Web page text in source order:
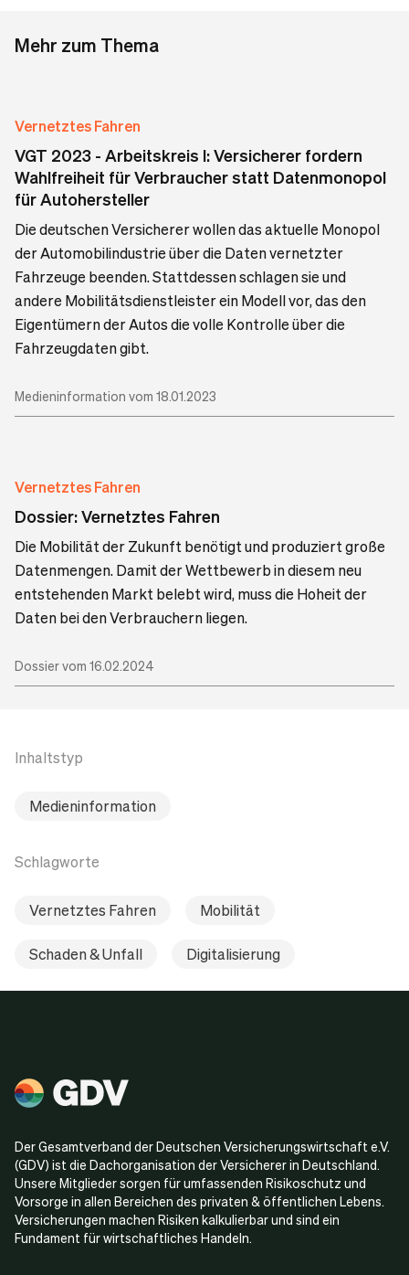
Mehr zum Thema
Vernetztes Fahren
VGT 2023 - Arbeitskreis I: Versicherer fordern
Wahlfreiheit für Verbraucher statt Datenmonopol
für Autohersteller
Die deutschen Versicherer wollen das aktuelle Monopol
der Automobilindustrie über die Daten vernetzter
Fahrzeuge beenden. Stattdessen schlagen sie und
andere Mobilitätsdienstleister ein Modell vor, das den
Eigentümern der Autos die volle Kontrolle über die
Fahrzeugdaten gibt.
Medieninformation vom 18.01.2023
Vernetztes Fahren
Dossier: Vernetztes Fahren
Die Mobilität der Zukunft benötigt und produziert große
Datenmengen. Damit der Wettbewerb in diesem neu
entstehenden Markt belebt wird, muss die Hoheit der
Daten bei den Verbrauchern liegen.
Dossier vom 16.02.2024
Inhaltstyp
Medieninformation
Schlagworte
Vernetztes Fahren Mobilität
Schaden & Unfall Digitalisierung
Der Gesamtverband der Deutschen Versicherungswirtschaft e.V.
(GDV) ist die Dachorganisation der Versicherer in Deutschland.
Unsere Mitglieder sorgen für umfassenden Risikoschutz und
Vorsorge in allen Bereichen des privaten & öffentlichen Lebens.
Versicherungen machen Risiken kalkulierbar und sind ein
Fundament für wirtschaftliches Handeln.